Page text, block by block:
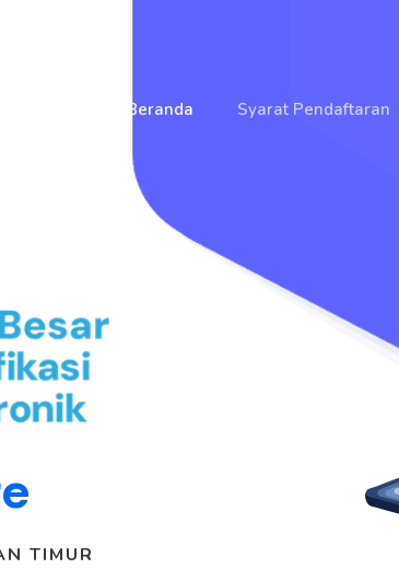
Beranda Syarat Pendaftaran
TIMUR